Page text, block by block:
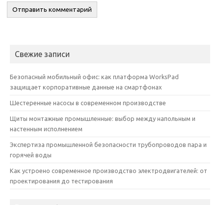
Свежие записи
Безопасный мобильный офис: как платформа WorksPad
защищает корпоративные данные на смартфонах
Шестеренные насосы в современном производстве
Щиты монтажные промышленные: выбор между напольным и
настенным исполнением
Экспертиза промышленной безопасности трубопроводов пара и
горячей воды
Как устроено современное производство электродвигателей: от
проектирования до тестирования